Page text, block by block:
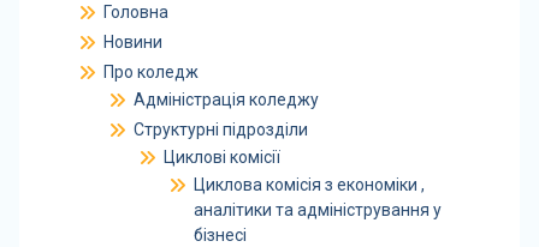
Головна
Новини
Про коледж
Адміністрація коледжу
Структурні підрозділи
Циклові комісії
Циклова комісія з економіки ,
аналітики та адміністрування у
бізнесі